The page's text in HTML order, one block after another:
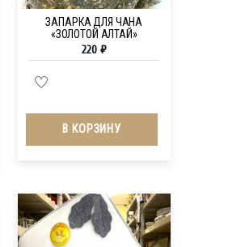
ЗАПАРКА ДЛЯ ЧАНА
«ЗОЛОТОЙ АЛТАЙ»
220 ₽
В КОРЗИНУ